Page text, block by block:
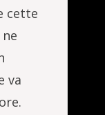
cette
va